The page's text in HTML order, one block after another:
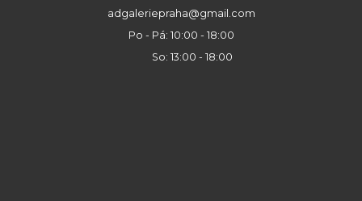
adgaleriepraha@gmail.com
Po - Pá: 10:00 - 18:00
So: 13:00 - 18:00